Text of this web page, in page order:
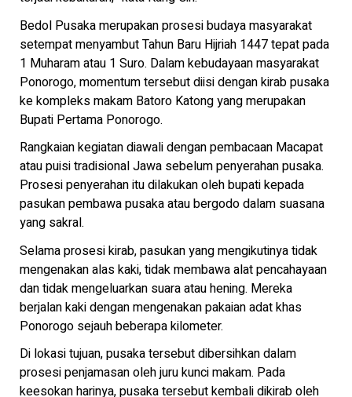
Bedol Pusaka merupakan prosesi budaya masyarakat
setempat menyambut Tahun Baru Hijriah 1447 tepat pada
1 Muharam atau 1 Suro. Dalam kebudayaan masyarakat
Ponorogo, momentum tersebut diisi dengan kirab pusaka
ke kompleks makam Batoro Katong yang merupakan
Bupati Pertama Ponorogo.
Rangkaian kegiatan diawali dengan pembacaan Macapat
atau puisi tradisional Jawa sebelum penyerahan pusaka.
Prosesi penyerahan itu dilakukan oleh bupati kepada
pasukan pembawa pusaka atau bergodo dalam suasana
yang sakral.
Selama prosesi kirab, pasukan yang mengikutinya tidak
mengenakan alas kaki, tidak membawa alat pencahayaan
dan tidak mengeluarkan suara atau hening. Mereka
berjalan kaki dengan mengenakan pakaian adat khas
Ponorogo sejauh beberapa kilometer.
Di lokasi tujuan, pusaka tersebut dibersihkan dalam
prosesi penjamasan oleh juru kunci makam. Pada
keesokan harinya, pusaka tersebut kembali dikirab oleh